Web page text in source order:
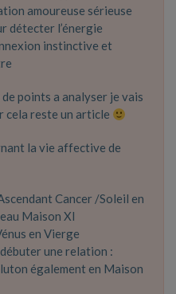
amoureuse sérieuse
détecter l’énergie
instinctive et
points a analyser je vais
cela reste un article
la vie affective de
Cancer /Soleil en
Maison XI
en Vierge
une relation :
également en Maison